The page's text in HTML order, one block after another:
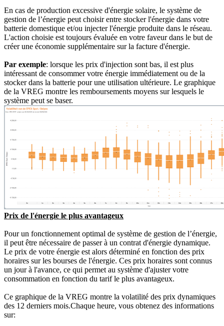
En cas de production excessive d'énergie solaire, le système de
gestion de l’énergie peut choisir entre stocker l'énergie dans votre
batterie domestique et/ou injecter l'énergie produite dans le réseau.
L'action choisie est toujours évaluée en votre faveur dans le but de
créer une économie supplémentaire sur la facture d'énergie.
Par exemple: lorsque les prix d'injection sont bas, il est plus
intéressant de consommer votre énergie immédiatement ou de la
stocker dans la batterie pour une utilisation ultérieure. Le graphique
de la VREG montre les remboursements moyens sur lesquels le
système peut se baser.
Prix de l'énergie le plus avantageux
Pour un fonctionnement optimal de système de gestion de l’énergie,
il peut être nécessaire de passer à un contrat d'énergie dynamique.
Le prix de votre énergie est alors déterminé en fonction des prix
horaires sur les bourses de l'énergie. Ces prix horaires sont connus
un jour à l'avance, ce qui permet au système d'ajuster votre
consommation en fonction du tarif le plus avantageux.
Ce graphique de la VREG montre la volatilité des prix dynamiques
des 12 derniers mois.Chaque heure, vous obtenez des informations
sur: